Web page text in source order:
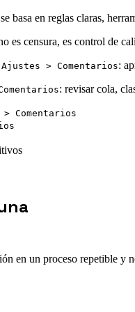
basa en reglas claras,
es censura, es control de
Ajustes > Comentarios:
: revisar cola,
Comentarios
en un proceso repetible y